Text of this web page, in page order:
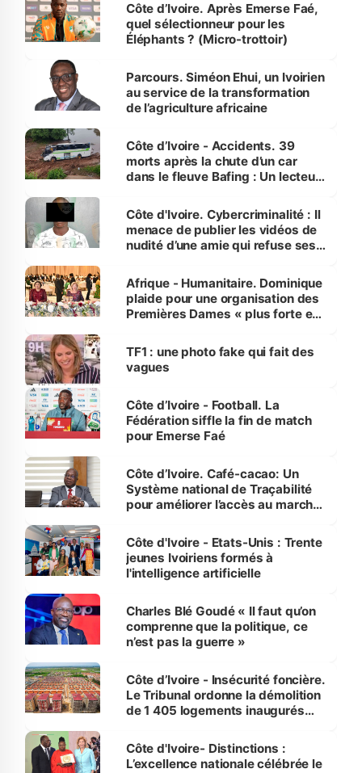
Côte d’Ivoire. Après Emerse Faé,
quel sélectionneur pour les
Éléphants ? (Micro-trottoir)
Parcours. Siméon Ehui, un Ivoirien
au service de la transformation
de l’agriculture africaine
Côte d’Ivoire - Accidents. 39
morts après la chute d’un car
dans le fleuve Bafing : Un lecteur
des Transports
Côte d'Ivoire. Cybercriminalité : Il
menace de publier les vidéos de
nudité d’une amie qui refuse ses
Afrique - Humanitaire. Dominique
plaide pour une organisation des
Premières Dames « plus forte et
sur la scène internationale »
TF1 : une photo fake qui fait des
vagues
Côte d’Ivoire - Football. La
Fédération siffle la fin de match
pour Emerse Faé
Côte d’Ivoire. Café-cacao: Un
Système national de Traçabilité
pour améliorer l’accès au marché
Côte d'Ivoire - Etats-Unis : Trente
jeunes Ivoiriens formés à
l'intelligence artificielle
Charles Blé Goudé « Il faut qu’on
comprenne que la politique, ce
n’est pas la guerre »
Côte d’Ivoire - Insécurité foncière.
Le Tribunal ordonne la démolition
de 1 405 logements inaugurés
Bassam
Côte d'Ivoire- Distinctions :
L’excellence nationale célébrée le